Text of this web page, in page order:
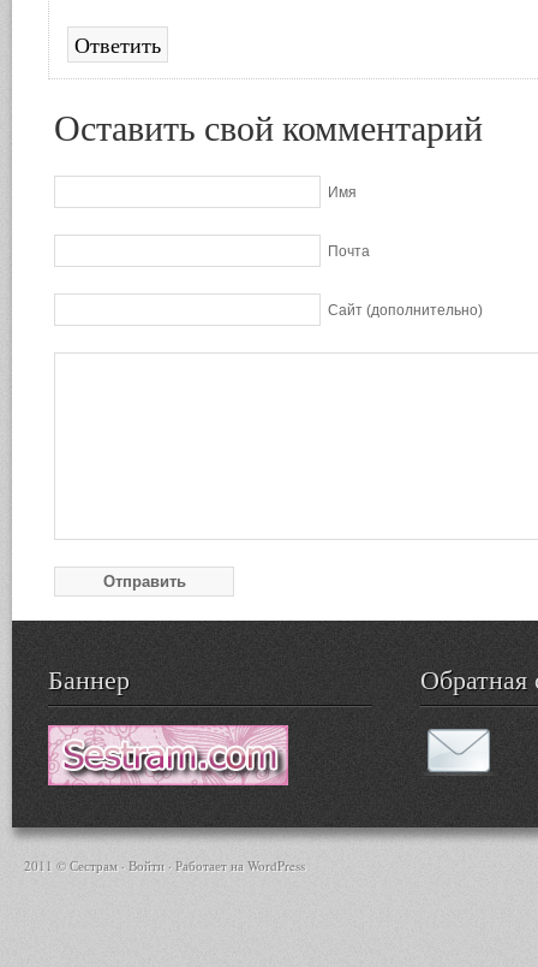
Ответить
Оставить свой комментарий
Имя
Почта
Сайт (дополнительно)
Баннер Обратная
2011 © Сестрам · Войти · Работает на WordPress